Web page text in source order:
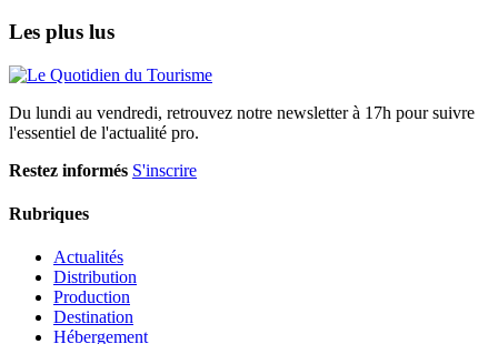
Les plus lus
Du lundi au vendredi, retrouvez notre newsletter à 17h pour suivre
l'essentiel de l'actualité pro.
Restez informés S'inscrire
Rubriques
Actualités
Distribution
Production
Destination
Hébergement